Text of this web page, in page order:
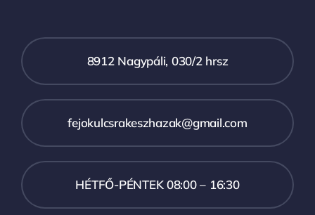
8912 Nagypáli, 030/2 hrsz
fejokulcsrakeszhazak@gmail.com
HÉTFŐ-PÉNTEK 08:00 – 16:30